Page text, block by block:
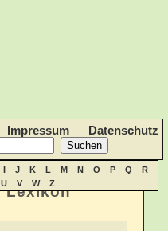
Lexikon
Impressum Datenschutz
I J K L M N O P Q
R
U V W Z